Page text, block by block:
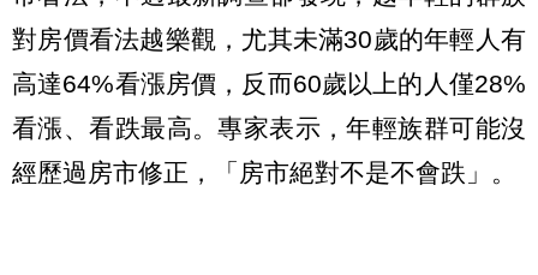
對房價看法越樂觀，尤其未滿30歲的年輕人有
高達64%看漲房價，反而60歲以上的人僅28%
看漲、看跌最高。專家表示，年輕族群可能沒
經歷過房市修正，「房市絕對不是不會跌」。